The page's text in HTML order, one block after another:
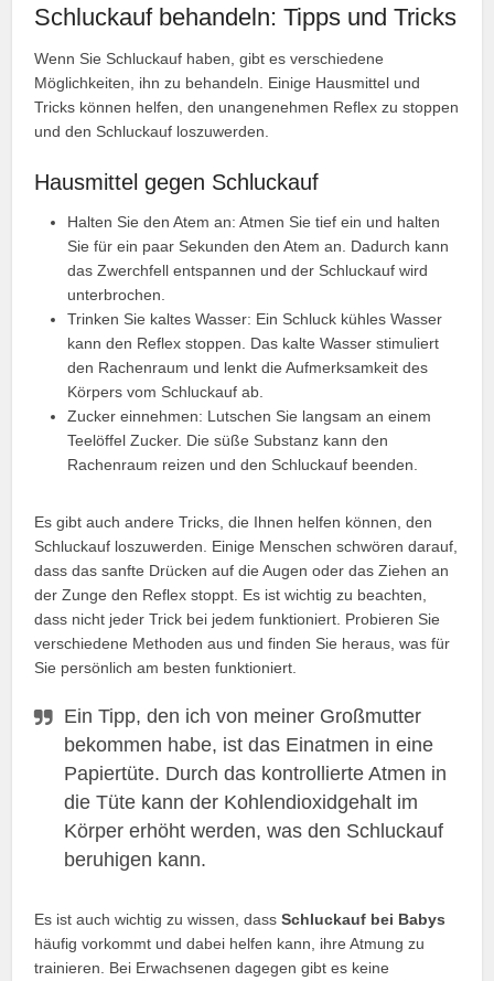
Schluckauf behandeln: Tipps und Tricks
Wenn Sie Schluckauf haben, gibt es verschiedene
Möglichkeiten, ihn zu behandeln. Einige Hausmittel und
Tricks können helfen, den unangenehmen Reflex zu stoppen
und den Schluckauf loszuwerden.
Hausmittel gegen Schluckauf
Halten Sie den Atem an: Atmen Sie tief ein und halten
Sie für ein paar Sekunden den Atem an. Dadurch kann
das Zwerchfell entspannen und der Schluckauf wird
unterbrochen.
Trinken Sie kaltes Wasser: Ein Schluck kühles Wasser
kann den Reflex stoppen. Das kalte Wasser stimuliert
den Rachenraum und lenkt die Aufmerksamkeit des
Körpers vom Schluckauf ab.
Zucker einnehmen: Lutschen Sie langsam an einem
Teelöffel Zucker. Die süße Substanz kann den
Rachenraum reizen und den Schluckauf beenden.
Es gibt auch andere Tricks, die Ihnen helfen können, den
Schluckauf loszuwerden. Einige Menschen schwören darauf,
dass das sanfte Drücken auf die Augen oder das Ziehen an
der Zunge den Reflex stoppt. Es ist wichtig zu beachten,
dass nicht jeder Trick bei jedem funktioniert. Probieren Sie
verschiedene Methoden aus und finden Sie heraus, was für
Sie persönlich am besten funktioniert.
Ein Tipp, den ich von meiner Großmutter
bekommen habe, ist das Einatmen in eine
Papiertüte. Durch das kontrollierte Atmen in
die Tüte kann der Kohlendioxidgehalt im
Körper erhöht werden, was den Schluckauf
beruhigen kann.
Es ist auch wichtig zu wissen, dassSchluckauf bei Babys
häufig vorkommt und dabei helfen kann, ihre Atmung zu
trainieren. Bei Erwachsenen dagegen gibt es keine